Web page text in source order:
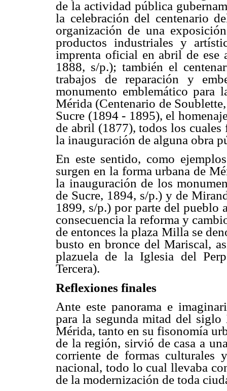
de la actividad pública
la celebración del centenario
organización de una
productos industriales y
imprenta oficial en abril de ese
1888, s/p.); también el
trabajos de reparación y
monumento emblemático para
Mérida (Centenario de
Sucre (1894 - 1895), el
de abril (1877), todos los cuales
la inauguración de alguna obra
En este sentido, como
surgen en la forma urbana de
la inauguración de los
de Sucre, 1894, s/p.) y de
1899, s/p.) por parte del pueblo
consecuencia la reforma y
de entonces la plaza Milla se
busto en bronce del Mariscal,
plazuela de la Iglesia del
Tercera).
Reflexiones finales
Ante este panorama e
para la segunda mitad del
Mérida, tanto en su fisonomía
de la región, sirvió de casa a
corriente de formas culturales
nacional, todo lo cual llevaba
de la modernización de toda